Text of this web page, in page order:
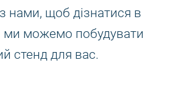
нами, щоб дізнатися в
ми можемо побудувати
стенд для вас.